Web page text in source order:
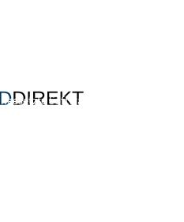
Das ist das Angebot
Software stammt
und bringt